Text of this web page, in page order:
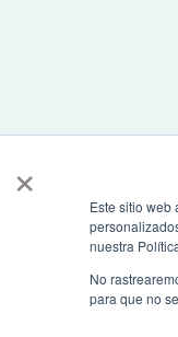
×
Este sitio web
nuestra
No
para que no